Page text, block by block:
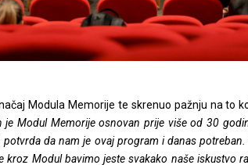
Modula Memorije te skrenuo pažnju na to
je Modul Memorije osnovan prije više od 30
potvrda da nam je ovaj program i danas
Modul bavimo jeste svakako naše iskustvo